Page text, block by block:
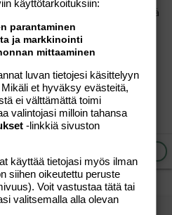
tulee paljon erilaisia yrttejä
jugurtti pohjana. Tosin
ei saa Suomesta, joten
mintulla jne. Vihersalaatti
nälkä kampasimpukoita
kotiin, nuoriso on
käyttötarkoituksiin:
parantaminen
ja markkinointi
mittaaminen
luvan tietojesi käsittelyyn
et hyväksy evästeitä,
ei välttämättä toimi
valintojasi milloin tahansa
-linkkiä sivuston
käyttää tietojasi myös ilman
siihen oikeutettu peruste
Voit vastustaa tätä tai
valitsemalla alla olevan